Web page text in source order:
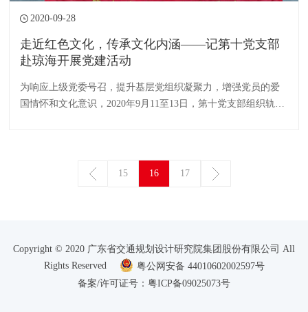
2020-09-28
走近红色文化，传承文化内涵——记第十党支部
赴琼海开展党建活动
为响应上级党委号召，提升基层党组织凝聚力，增强党员的爱
国情怀和文化意识，2020年9月11至13日，第十党支部组织轨道
15 16 17
Copyright © 2020 广东省交通规划设计研究院集团股份有限公司 All
Rights Reserved
粤公网安备 44010602002597号
备案/许可证号：粤ICP备09025073号